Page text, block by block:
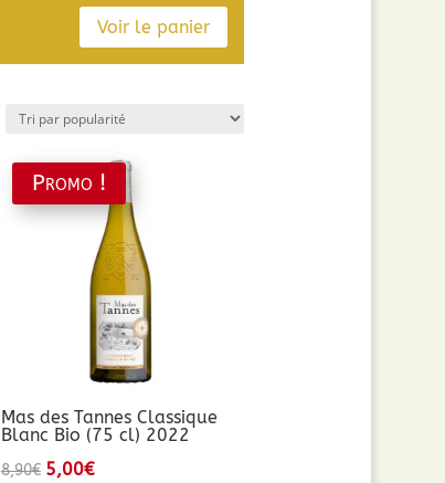
Voir le panier
Promo !
Mas des Tannes Classique
Blanc Bio (75 cl) 2022
8,90€ Le
5,00€Le